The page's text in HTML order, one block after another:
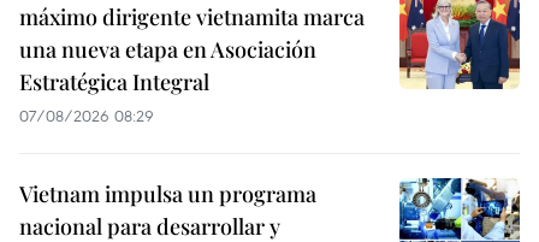
máximo dirigente vietnamita marca
una nueva etapa en Asociación
Estratégica Integral
07/08/2026 08:29
Vietnam impulsa un programa
nacional para desarrollar y